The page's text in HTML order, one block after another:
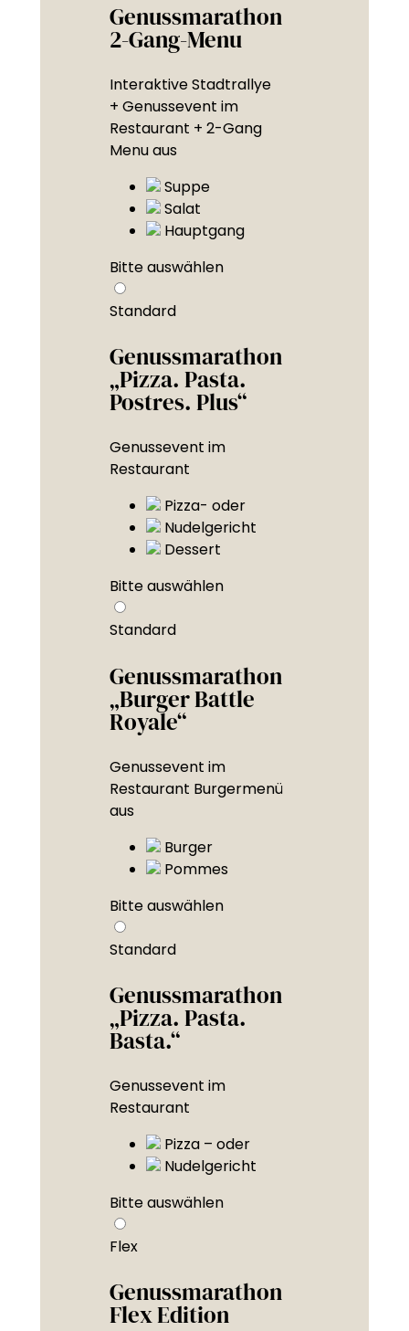
Genussmarathon
2-Gang-Menu
Interaktive Stadtrallye
+ Genussevent im
Restaurant + 2-Gang
Menu aus
Suppe
Salat
Hauptgang
Bitte auswählen
Standard
Genussmarathon
„Pizza. Pasta.
Postres. Plus“
Genussevent im
Restaurant
Pizza- oder
Nudelgericht
Dessert
Bitte auswählen
Standard
Genussmarathon
„Burger Battle
Royale“
Genussevent im
Restaurant Burgermenü
aus
Burger
Pommes
Bitte auswählen
Standard
Genussmarathon
„Pizza. Pasta.
Basta.“
Genussevent im
Restaurant
Pizza – oder
Nudelgericht
Bitte auswählen
Flex
Genussmarathon
Flex Edition